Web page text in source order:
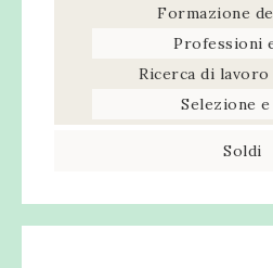
Formazione
Professioni
Ricerca di
Selezione
Soldi